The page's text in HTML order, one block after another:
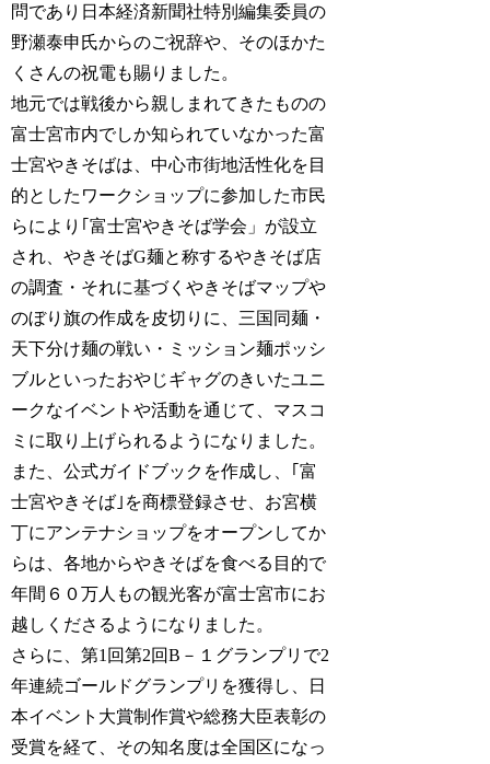
問であり日本経済新聞社特別編集委員の
野瀬泰申氏からのご祝辞や、そのほかた
くさんの祝電も賜りました。
地元では戦後から親しまれてきたものの
富士宮市内でしか知られていなかった富
士宮やきそばは、中心市街地活性化を目
的としたワークショップに参加した市民
らにより｢富士宮やきそば学会」が設立
され、やきそばG麺と称するやきそば店
の調査・それに基づくやきそばマップや
のぼり旗の作成を皮切りに、三国同麺・
天下分け麺の戦い・ミッション麺ポッシ
ブルといったおやじギャグのきいたユニ
ークなイベントや活動を通じて、マスコ
ミに取り上げられるようになりました。
また、公式ガイドブックを作成し、｢富
士宮やきそば｣を商標登録させ、お宮横
丁にアンテナショップをオープンしてか
らは、各地からやきそばを食べる目的で
年間６０万人もの観光客が富士宮市にお
越しくださるようになりました。
さらに、第1回第2回B－１グランプリで2
年連続ゴールドグランプリを獲得し、日
本イベント大賞制作賞や総務大臣表彰の
受賞を経て、その知名度は全国区になっ